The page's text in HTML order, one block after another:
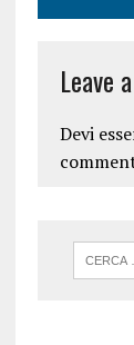
Leave
Devi